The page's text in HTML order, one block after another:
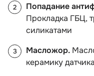
Попадание
Прокладка ГБЦ,
силикатами
Масложор.
керамику